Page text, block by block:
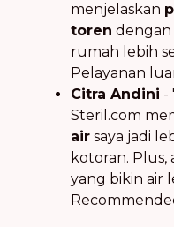
menjelaskan
toren dengan
rumah lebih
Pelayanan
Citra Andini -
Steril.com
air saya jadi
kotoran.
yang bikin air